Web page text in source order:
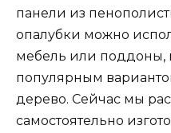
панели из
опалубки можно
мебель или поддоны,
популярным
дерево. Сейчас мы
самостоятельно